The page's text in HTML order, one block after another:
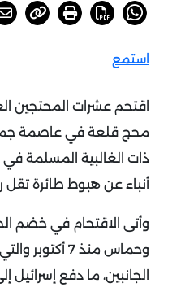
استمع
اقتحم عشرات المحتجين
محج قلعة في عاصمة
ذات الغالبية المسلمة
أنباء عن هبوط طائرة تقل
وأتى الاقتحام في خضم
وحماس منذ 7
الجانبين، ما دفع